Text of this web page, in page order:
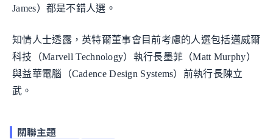
James）都是不錯人選。
知情人士透露，英特爾董事會目前考慮的人選包括邁威爾
科技（Marvell Technology）執行長墨菲（Matt Murphy）
與益華電腦（Cadence Design Systems）前執行長陳立
武。
關聯主題